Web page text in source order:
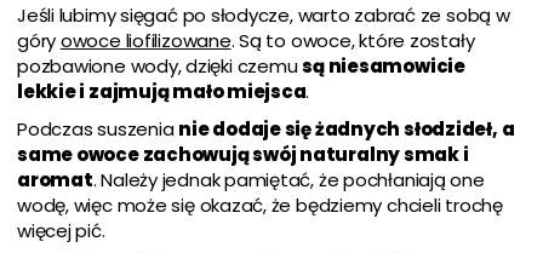
Jeśli lubimy sięgać po słodycze, warto zabrać ze sobą w
góryowoce liofilizowane. Są to owoce, które zostały
pozbawione wody, dzięki czemusą niesamowicie
lekkie i zajmują mało miejsca.
Podczas suszenianie dodaje się żadnych słodzideł, a
same owoce zachowują swój naturalny smak i
aromat. Należy jednak pamiętać, że pochłaniają one
wodę, więc może się okazać, że będziemy chcieli trochę
więcej pić.